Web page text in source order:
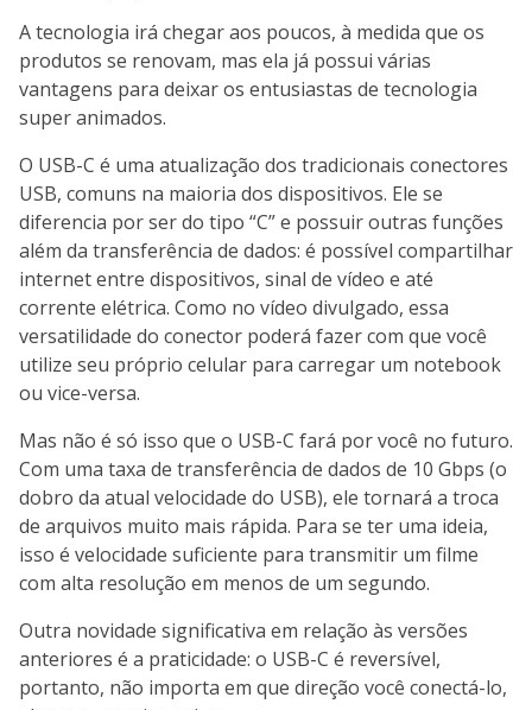
A tecnologia irá chegar aos poucos, à medida que os
produtos se renovam, mas ela já possui várias
vantagens para deixar os entusiastas de tecnologia
super animados.
O USB-C é uma atualização dos tradicionais conectores
USB, comuns na maioria dos dispositivos. Ele se
diferencia por ser do tipo “C” e possuir outras funções
além da transferência de dados: é possível compartilhar
internet entre dispositivos, sinal de vídeo e até
corrente elétrica. Como no vídeo divulgado, essa
versatilidade do conector poderá fazer com que você
utilize seu próprio celular para carregar um notebook
ou vice-versa.
Mas não é só isso que o USB-C fará por você no futuro.
Com uma taxa de transferência de dados de 10 Gbps (o
dobro da atual velocidade do USB), ele tornará a troca
de arquivos muito mais rápida. Para se ter uma ideia,
isso é velocidade suficiente para transmitir um filme
com alta resolução em menos de um segundo.
Outra novidade significativa em relação às versões
anteriores é a praticidade: o USB-C é reversível,
portanto, não importa em que direção você conectá-lo,